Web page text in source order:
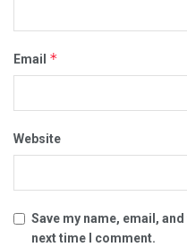
Email *
Website
Save my name, email,
next time I comment.